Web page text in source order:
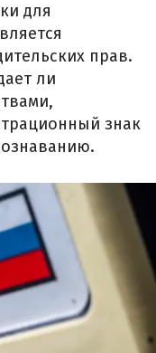
для
прав.
ли
знак